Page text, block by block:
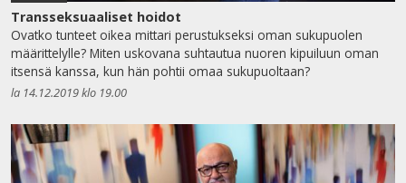
Transseksuaaliset hoidot
Ovatko tunteet oikea mittari perustukseksi oman sukupuolen
määrittelylle? Miten uskovana suhtautua nuoren kipuiluun oman
itsensä kanssa, kun hän pohtii omaa sukupuoltaan?
la 14.12.2019 klo 19.00